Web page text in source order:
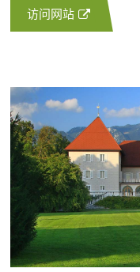
访问网站